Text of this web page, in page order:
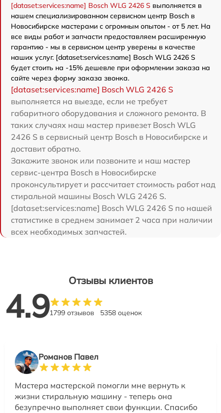
[dataset:services:name] Bosch WLG 2426 S выполняется в
нашем специализированном сервисном центр Bosch в
Новосибирске мастерами с огромным опытом - от 5 лет. На
все виды работ и запчасти предоставляем расширенную
гарантию - мы в сервисном центр уверены в качестве
наших услуг. [dataset:services:name] Bosch WLG 2426 S
будет стоить на -15% дешевле при оформлении заказа на
сайте через форму заказа звонка.
[dataset:services:name] Bosch WLG 2426 S
выполняется на выезде, если не требует
габаритного оборудования и сложного ремонта. В
таких случаях наш мастер привезет Bosch WLG
2426 S в сервисный центр Bosch в Новосибирске и
доставит обратно.
Закажите звонок или позвоните и наш мастер
сервис-центра Bosch в Новосибирске
проконсультирует и рассчитает стоимость работ над
стиральной машины Bosch WLG 2426 S.
[dataset:services:name] Bosch WLG 2426 S по нашей
статистике в среднем занимает 2 часа при наличии
всех необходимых запчастей.
Отзывы клиентов
4.91799 отзывов 5358 оценок
Романов Павел
Мастера мастерской помогли мне вернуть к
жизни стиральную машину - теперь она
безупречно выполняет свои функции. Спасибо